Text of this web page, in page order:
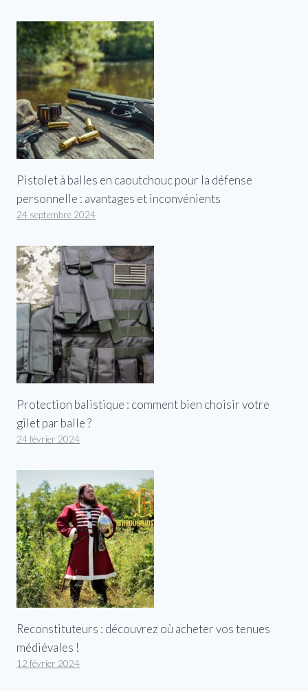
Pistolet à balles en caoutchouc pour la défense
personnelle : avantages et inconvénients
24 septembre 2024
Protection balistique : comment bien choisir votre
gilet par balle ?
24 février 2024
Reconstituteurs : découvrez où acheter vos tenues
médiévales !
12 février 2024